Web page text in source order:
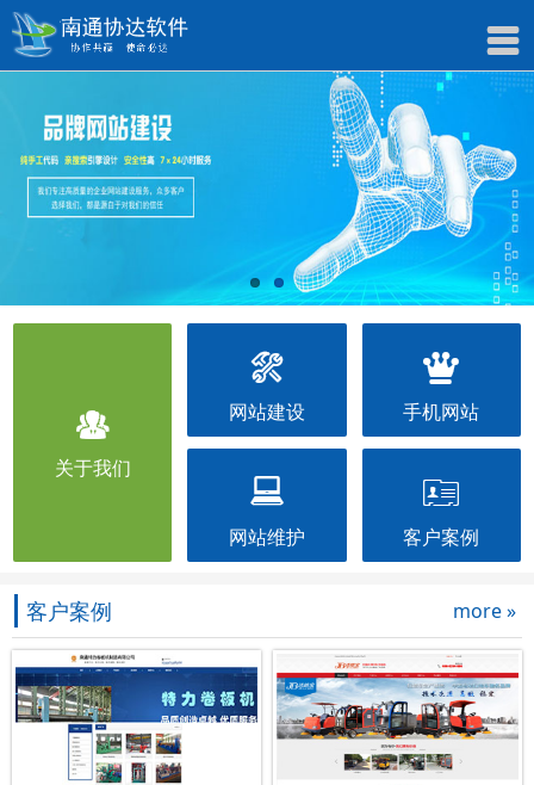


关于我们

网站建设

手机网站

网站维护

客户案例
客户案例 more »